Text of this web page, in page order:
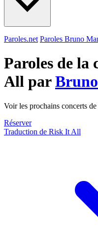
Paroles.net Paroles Bruno
Paroles de la
All par
Voir les prochains concerts
Réserver
Traduction de Risk It All